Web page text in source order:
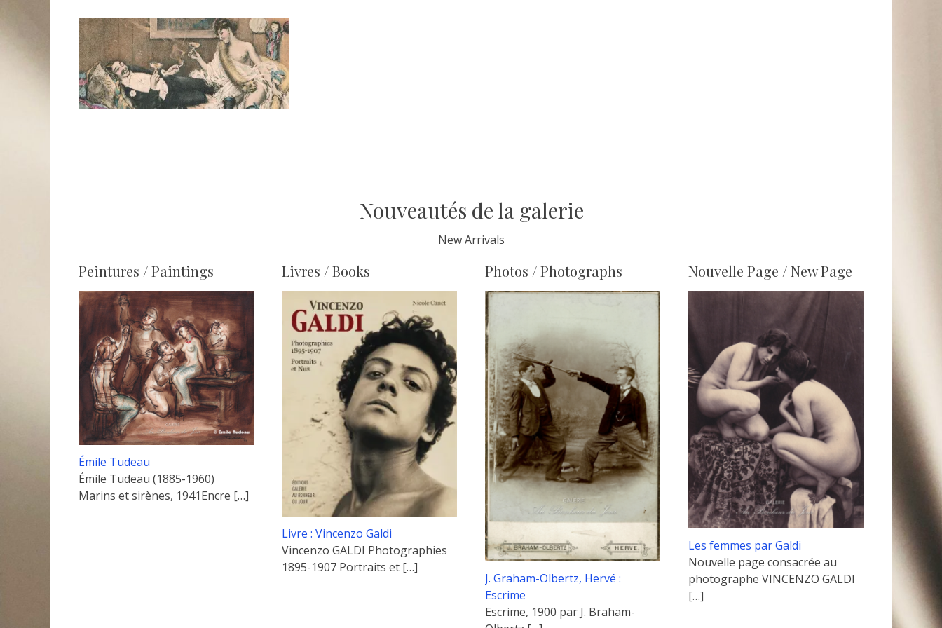
Nouveautés de la galerie
New Arrivals
Peintures / Paintings
Émile Tudeau
Émile Tudeau (1885-1960)
Marins et sirènes, 1941Encre […]
Livres / Books
Livre : Vincenzo Galdi
Vincenzo GALDI Photographies
1895-1907 Portraits et […]
Photos / Photographs
J. Graham-Olbertz, Hervé :
Escrime
Escrime, 1900 par J. Braham-
Nouvelle Page / New Page
Les femmes par Galdi
Nouvelle page consacrée au
photographe VINCENZO GALDI
[…]